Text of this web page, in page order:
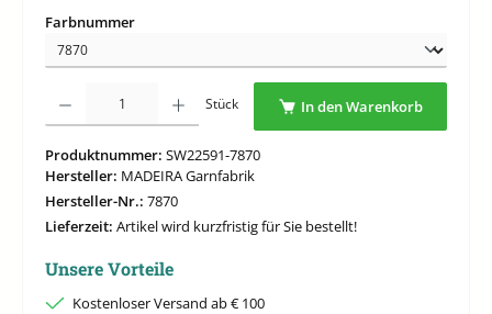
Farbnummerauswählen
Produkt Anzahl: Gib den gewünschten Wert ein oder benutze die Schaltflächen um
Stück In den Warenkorb
Produktnummer: SW22591-7870
Hersteller: MADEIRA Garnfabrik
Hersteller-Nr.: 7870
Lieferzeit: Artikel wird kurzfristig für Sie bestellt!
Unsere Vorteile
Kostenloser Versand ab € 100